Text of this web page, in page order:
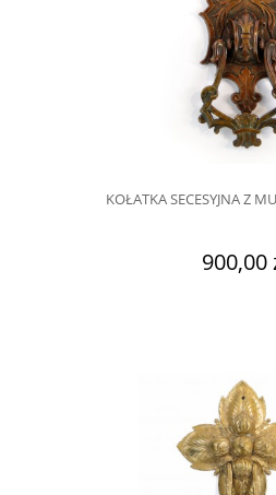
KOŁATKA SECESYJNA Z
900,00